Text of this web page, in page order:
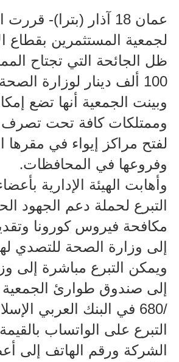
عمان 18 آذار (بترا)-
لجمعية المستثمرين بقطاع
ظل الجائحة التي تجتاح
100 ألف دينار لوزارة الصحة
وبينت الجمعية أنها تضع
وممتلكات كافة تحت تصرف
لفتح مراكز إيواء في مقرها
وفروعها في المحافظات.
وأهابت الهيئة الإدارية
التبرع لحملة دعم الجهود
مكافحة فيروس كورونا
إلى وزارة الصحة للتصدي
ويمكن التبرع مباشرة إلى
/680 في البنك العربي
التبرع على الواتساب
الشركة ورقم الهاتف إلى